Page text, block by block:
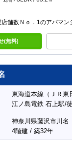
舗数Ｎｏ．1のアパマン
(無料)
東海道本線（ＪＲ東
江ノ島電鉄 石上駅/
神奈川県藤沢市川名
4階建 / 築32年